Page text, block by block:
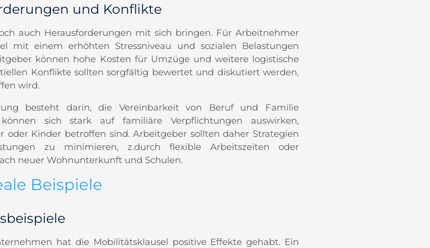
und Konflikte
auch Herausforderungen mit sich bringen. Für Arbeitnehmer
mit einem erhöhten Stressniveau und sozialen Belastungen
können hohe Kosten für Umzüge und weitere logistische
Konflikte sollten sorgfältig bewertet und diskutiert werden,
wird.
besteht darin, die Vereinbarkeit von Beruf und Familie
können sich stark auf familiäre Verpflichtungen auswirken,
oder Kinder betroffen sind. Arbeitgeber sollten daher Strategien
zu minimieren, z.durch flexible Arbeitszeiten oder
neuer Wohnunterkunft und Schulen.
Beispiele
hat die Mobilitätsklausel positive Effekte gehabt. Ein